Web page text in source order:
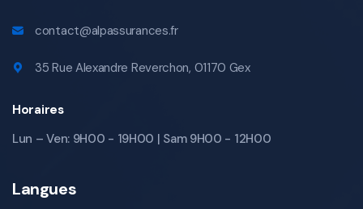
contact@alpassurances.fr
35 Rue Alexandre Reverchon, 01170 Gex
Horaires
Lun – Ven: 9H00 - 19H00 | Sam 9H00 - 12H00
Langues